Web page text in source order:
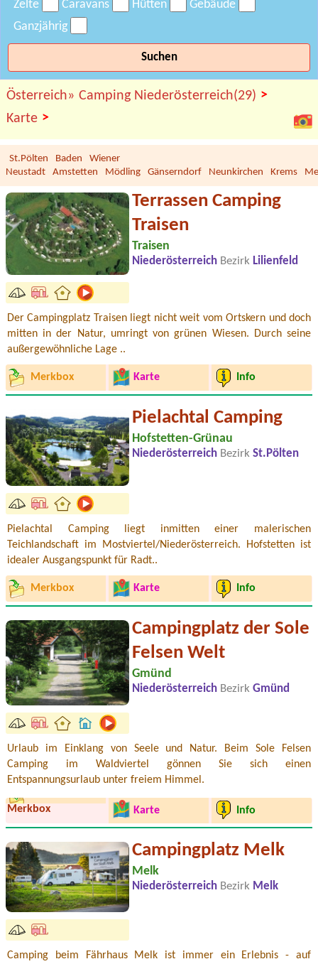
Zelte Caravans Hütten
Gebäude
Ganzjährig
Suchen
Österreich» Camping Niederösterreich(29) >
Karte >
St.Pölten Baden
Wiener
Neustadt
Amstetten Mödling Gänserndorf Neunkirchen Krems
Terrassen Camping
Traisen
Traisen
Niederösterreich Bezirk Lilienfeld
Der Campingplatz Traisen liegt nicht weit vom Ortskern und doch
mitten in der Natur, umringt von grünen Wiesen. Durch seine
außergewöhnliche Lage ..
Merkbox Karte Info
Pielachtal Camping
Hofstetten-Grünau
Niederösterreich Bezirk St.Pölten
Pielachtal Camping liegt inmitten einer malerischen
Teichlandschaft im Mostviertel/Niederösterreich. Hofstetten ist
idealer Ausgangspunkt für Radt..
Merkbox Karte Info
Campingplatz der Sole
Felsen Welt
Gmünd
Niederösterreich Bezirk Gmünd
Urlaub im Einklang von Seele und Natur. Beim Sole Felsen
Camping im Waldviertel gönnen Sie sich einen
Entspannungsurlaub unter freiem Himmel.
Merkbox Karte Info
Campingplatz Melk
Melk
Niederösterreich Bezirk Melk
Camping beim Fährhaus Melk ist immer ein Erlebnis - auf